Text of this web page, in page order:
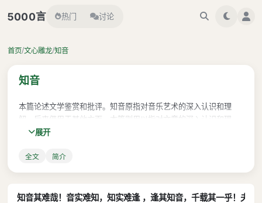
5000言 热门 讨论
首页/文心雕龙/知音
知音
本篇论述文学鉴赏和批评。知音原指对音乐艺术的深入认识和理
解，后来借用于其他方面，本篇则用以指对文章的深入认识和理
解。全篇可分为三段。第一段说明要做到知音是困难的。段中列举
缺点，因而对文章不能进行正确的评价。之后又说明在形器方面，
人们对麟凤与麏雉，珠玉与砾石，也产生过误谬，何况情况复杂的
貌各异，人们由于性格、兴趣不同，往往喜爱某一类作品而摒弃其
展开
全文 简介
知音其难哉！音实难知，知实难逢 ，逢其知音，千载其一乎！夫